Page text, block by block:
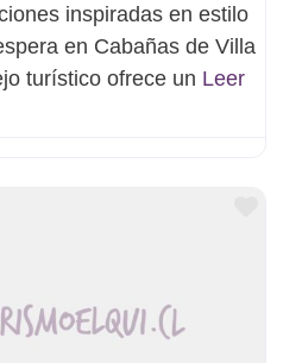
inspiradas en estilo
en Cabañas de Villa
turístico ofrece un Leer